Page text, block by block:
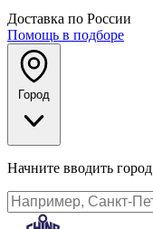
Доставка по России
Помощь в подборе
Город
Начните вводить город